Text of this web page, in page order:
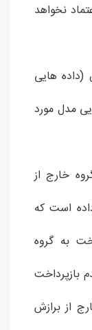
نخواهد
(داده هایی
مدل مورد
خارج از
رخ داده است که
به گروه
به عدم بازپرداخت
از برازش